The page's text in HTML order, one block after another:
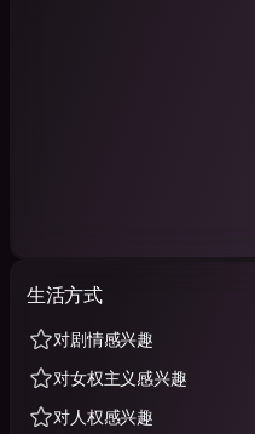
生活方式
对剧情感兴趣
对女权主义感兴趣
对人权感兴趣